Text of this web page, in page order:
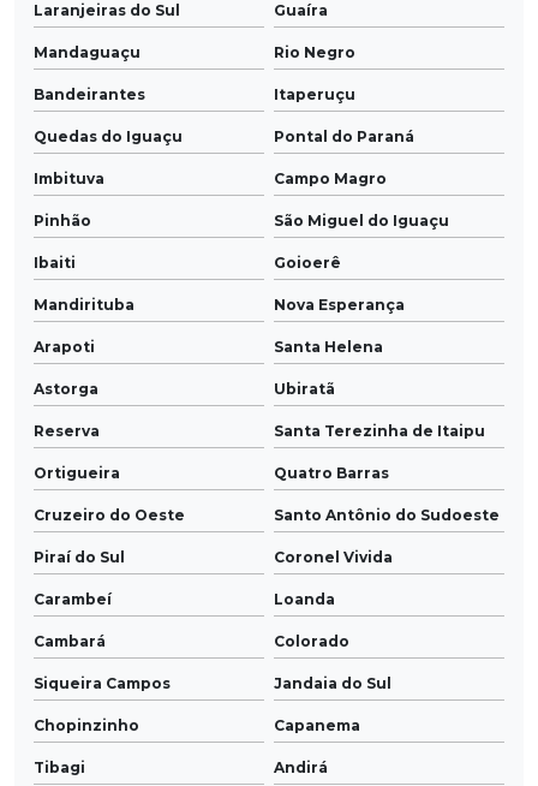
Laranjeiras do Sul Guaíra
Mandaguaçu Rio Negro
Bandeirantes Itaperuçu
Quedas do Iguaçu Pontal do Paraná
Imbituva Campo Magro
Pinhão São Miguel do Iguaçu
Ibaiti Goioerê
Mandirituba Nova Esperança
Arapoti Santa Helena
Astorga Ubiratã
Reserva Santa Terezinha de Itaipu
Ortigueira Quatro Barras
Cruzeiro do Oeste Santo Antônio do Sudoeste
Piraí do Sul Coronel Vivida
Carambeí Loanda
Cambará Colorado
Siqueira Campos Jandaia do Sul
Chopinzinho Capanema
Tibagi Andirá